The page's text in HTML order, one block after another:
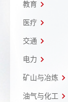
教育
医疗
交通
电力
矿山与冶炼
油气与化工